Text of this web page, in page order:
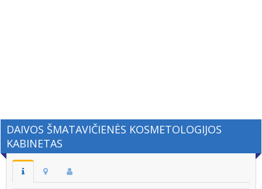
DAIVOS ŠMATAVIČIENĖS KOSMETOLOGIJOS
KABINETAS